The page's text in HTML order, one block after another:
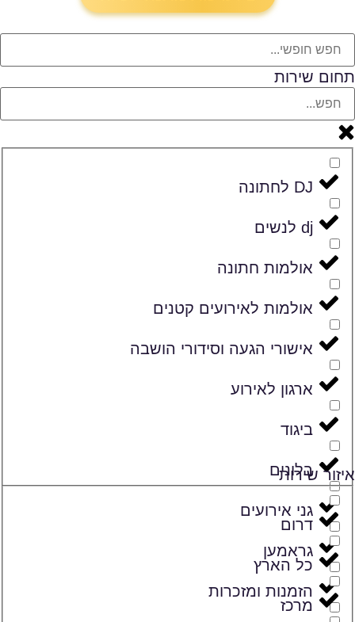
תחום שירות
DJ לחתונה
dj לנשים
אולמות חתונה
אולמות לאירועים קטנים
אישורי הגעה וסידורי הושבה
ארגון לאירוע
ביגוד
בלונים
גני אירועים
גראמען
הזמנות ומזכרות
איזור שירות
דרום
כל הארץ
מרכז